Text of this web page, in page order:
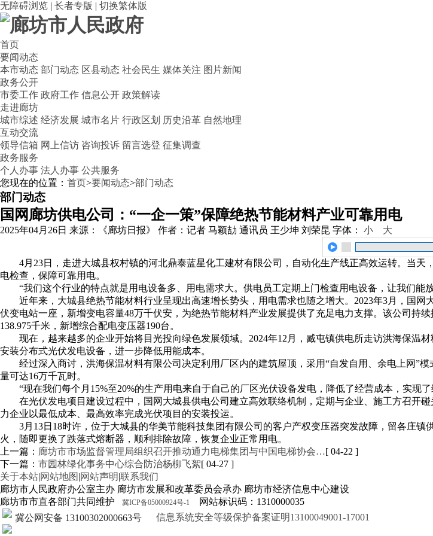
无障碍浏览 | 长者专版 | 切换繁体版
首页
要闻动态
本市动态 部门动态 区县动态 社会民生 媒体关注 图片新闻
政务公开
市委工作 政府工作 信息公开 政策解读
走进廊坊
城市综述 经济发展 城市名片 行政区划 历史沿革 自然地理
互动交流
领导信箱 网上信访 咨询投诉 留言选登 征集调查
政务服务
个人办事 法人办事 公共服务
您现在的位置： 首页>要闻动态>部门动态
部门动态
国网廊坊供电公司：“一企一策”保障绝热节能材料产业可靠用电
2025年04月26日 来源：《廊坊日报》 作者：记者 马颖劼 通讯员 王少坤 刘荣昆 字体： 小 大
4月23日，走进大城县权村镇的河北鼎泰蓝星化工建材有限公司，自动化生产线正高效运转。当
电检查，保障可靠用电。
“我们这个行业的特点就是用电设备多、用电需求大。供电员工定期上门检查用电设备，让我们能
近年来，大城县绝热节能材料行业呈现出高速增长势头，用电需求也随之增大。2023年3月，国
伏变电站一座，新增变电容量48万千伏安，为绝热节能材料产业发展提供了充足电力支撑。该公司持
138.975千米，新增综合配电变压器190台。
现在，越来越多的企业开始将目光投向绿色发展领域。2024年12月，臧屯镇供电所走访洪海保温
安装分布式光伏发电设备，进一步降低用能成本。
经过深入商讨，洪海保温材料有限公司决定利用厂区内的建筑屋顶，采用“自发自用、余电上网”
量可达16万千瓦时。
“现在我们每个月15%至20%的生产用电来自于自己的厂区光伏设备发电，降低了经营成本，实现
在光伏发电项目建设过程中，国网大城县供电公司建立高效联络机制，定期与企业、施工方召开
力企业以最低成本、最高效率完成光伏项目的安装投运。
3月13日18时许，位于大城县的华美节能科技集团有限公司的客户产权变压器突发故障，留各庄
火，随即更换了跌落式熔断器，顺利排除故障，恢复企业正常用电。
上一篇： 廊坊市市场监督管理局组织召开推动通力电梯集团与中国电梯协会…[ 04-22 ]
下一篇： 市园林绿化事务中心综合防治杨柳飞絮[ 04-27 ]
关于本站|网站地图 |网站声明|联系我们
廊坊市人民政府办公室主办 廊坊市发展和改革委员会承办 廊坊市经济信息中心建设
廊坊市市直各部门共同维护
冀ICP备05000924号-1
网站标识码：1310000035
冀公网安备 13100302000663号
信息系统安全等级保护备案证明13100049001-17001